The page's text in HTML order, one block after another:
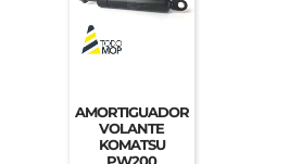
AMORTIGUADOR
VOLANTE
KOMATSU
PW200